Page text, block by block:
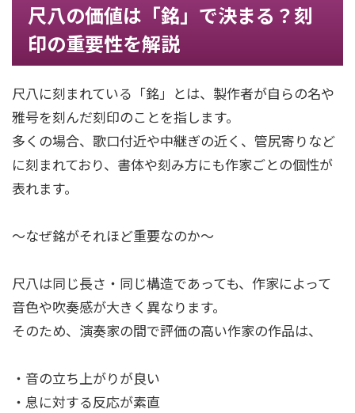
尺八の価値は「銘」で決まる？刻
印の重要性を解説
尺八に刻まれている「銘」とは、製作者が自らの名や
雅号を刻んだ刻印のことを指します。
多くの場合、歌口付近や中継ぎの近く、管尻寄りなど
に刻まれており、書体や刻み方にも作家ごとの個性が
表れます。
～なぜ銘がそれほど重要なのか～
尺八は同じ長さ・同じ構造であっても、作家によって
音色や吹奏感が大きく異なります。
そのため、演奏家の間で評価の高い作家の作品は、
・音の立ち上がりが良い
・息に対する反応が素直